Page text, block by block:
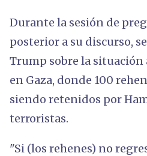
Durante la sesión de
posterior a su discurso,
Trump sobre la situación
en Gaza, donde 100
siendo retenidos por
terroristas.
"Si (los rehenes) no